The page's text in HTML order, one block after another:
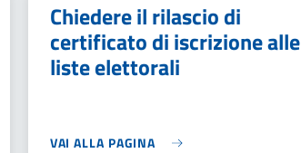
Chiedere il rilascio di
certificato di iscrizione alle
liste elettorali
VAI ALLA PAGINA